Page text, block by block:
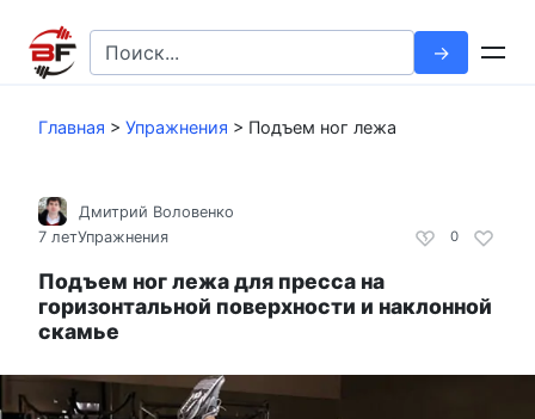
контенту
Search
for:
Главная > Упражнения > Подъем ног лежа
0
Дмитрий Воловенко
7 летУпражнения
Подъем ног лежа для пресса на
горизонтальной поверхности и наклонной
скамье